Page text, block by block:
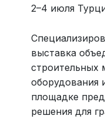
2–4 июля
выставка
строительных
оборудования
площадке
решения для